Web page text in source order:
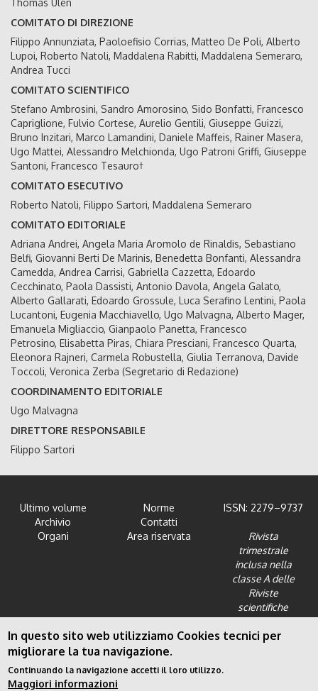
Thomas Ulen
COMITATO DI DIREZIONE
Filippo Annunziata, Paoloefisio Corrias, Matteo De Poli, Alberto
Lupoi, Roberto Natoli, Maddalena Rabitti, Maddalena Semeraro,
Andrea Tucci
COMITATO SCIENTIFICO
Stefano Ambrosini, Sandro Amorosino, Sido Bonfatti, Francesco
Capriglione, Fulvio Cortese, Aurelio Gentili, Giuseppe Guizzi,
Bruno Inzitari, Marco Lamandini, Daniele Maffeis, Rainer Masera,
Ugo Mattei, Alessandro Melchionda, Ugo Patroni Griffi, Giuseppe
Santoni, Francesco Tesauro†
COMITATO ESECUTIVO
Roberto Natoli, Filippo Sartori, Maddalena Semeraro
COMITATO EDITORIALE
Adriana Andrei, Angela Maria Aromolo de Rinaldis, Sebastiano
Belfi, Giovanni Berti De Marinis, Benedetta Bonfanti, Alessandra
Camedda, Andrea Carrisi, Gabriella Cazzetta, Edoardo
Cecchinato, Paola Dassisti, Antonio Davola, Angela Galato,
Alberto Gallarati, Edoardo Grossule, Luca Serafino Lentini, Paola
Lucantoni, Eugenia Macchiavello, Ugo Malvagna, Alberto Mager,
Emanuela Migliaccio, Gianpaolo Panetta, Francesco
Petrosino, Elisabetta Piras, Chiara Presciani, Francesco Quarta,
Eleonora Rajneri, Carmela Robustella, Giulia Terranova, Davide
Toccoli, Veronica Zerba (Segretario di Redazione)
COORDINAMENTO EDITORIALE
Ugo Malvagna
DIRETTORE RESPONSABILE
Filippo Sartori
Ultimo volume
Archivio
Organi
Norme
Contatti
Area riservata
ISSN: 2279–9737
Rivista
trimestrale
inclusa nella
classe A delle
Riviste
scientifiche
dell'Area 12 -
Scienze giuridiche
Privacy Policy
In questo sito web utilizziamo Cookies tecnici per
migliorare la tua navigazione.
Continuando la navigazione accetti il loro utilizzo.
Maggiori informazioni